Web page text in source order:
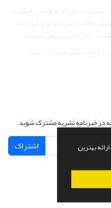
بهترین
در خبرنامه نشریه مشترک شوید.
اشتراک
سازی ازسیناوب